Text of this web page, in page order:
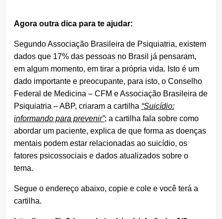
Agora outra dica para te ajudar:
Segundo Associação Brasileira de Psiquiatria, existem
dados que 17% das pessoas no Brasil já pensaram,
em algum momento, em tirar a própria vida. Isto é um
dado importante e preocupante, para isto, o Conselho
Federal de Medicina – CFM e Associação Brasileira de
Psiquiatria – ABP, criaram a cartilha “Suicídio:
informando para prevenir”; a cartilha fala sobre como
abordar um paciente, explica de que forma as doenças
mentais podem estar relacionadas ao suicídio, os
fatores psicossociais e dados atualizados sobre o
tema.
Segue o endereço abaixo, copie e cole e você terá a
cartilha.